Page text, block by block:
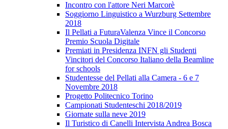
Incontro con l'attore Neri Marcorè
Soggiorno Linguistico a Wurzburg Settembre
2018
Il Pellati a FuturaValenza Vince il Concorso
Premio Scuola Digitale
Premiati in Presidenza INFN gli Studenti
Vincitori del Concorso Italiano della Beamline
for schools
Studentesse del Pellati alla Camera - 6 e 7
Novembre 2018
Progetto Politecnico Torino
Campionati Studenteschi 2018/2019
Giornate sulla neve 2019
Il Turistico di Canelli Intervista Andrea Bosca